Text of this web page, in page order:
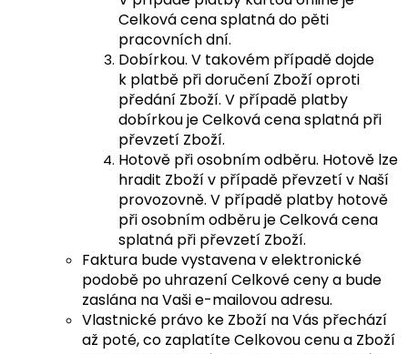
Celková cena splatná do pěti
pracovních dní.
Dobírkou. V takovém případě dojde
k platbě při doručení Zboží oproti
předání Zboží. V případě platby
dobírkou je Celková cena splatná při
převzetí Zboží.
Hotově při osobním odběru. Hotově lze
hradit Zboží v případě převzetí v Naší
provozovně. V případě platby hotově
při osobním odběru je Celková cena
splatná při převzetí Zboží.
Faktura bude vystavena v elektronické
podobě po uhrazení Celkové ceny a bude
zaslána na Vaši e-mailovou adresu.
Vlastnické právo ke Zboží na Vás přechází
až poté, co zaplatíte Celkovou cenu a Zboží